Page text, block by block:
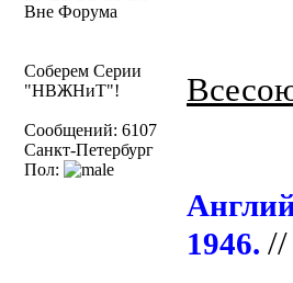
Вне Форума
Соберем Серии
"НВЖНиТ"!
Сообщений: 6107
Санкт-Петербург
Пол:
1946. //